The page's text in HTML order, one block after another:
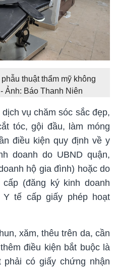
thuật thẩm mỹ không
Ảnh: Báo Thanh Niên
vụ chăm sóc sắc đẹp,
tóc, gội đầu, làm móng
điều kiện quy định về y
doanh do UBND quận,
hộ gia đình) hoặc do
(đăng ký kinh doanh
tế cấp giấy phép hoạt
xăm, thêu trên da, cần
điều kiện bắt buộc là
có giấy chứng nhận